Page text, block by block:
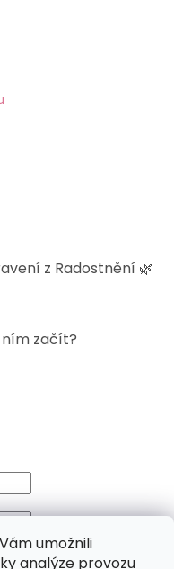
umožnili
analýze provozu
z Radostnění 🌿
ním začít?